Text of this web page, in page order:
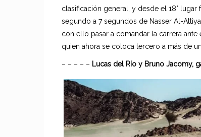
clasificación general, y desde el 18°
segundo a 7 segundos de Nasser Al-
con ello pasar a comandar la carrera
quien ahora se coloca tercero a más de
– – – – – Lucas del Río y Bruno Jacomy,